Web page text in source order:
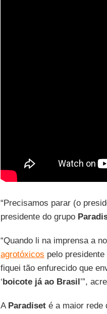
“Precisamos parar (o
presidente do grupo
“Quando li na imprensa a
agrotóxicos pelo presidente
fiquei tão enfurecido que
‘boicote já ao Brasil’”,
A Paradiseté a maior rede